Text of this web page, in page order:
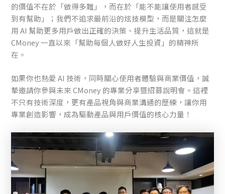
的價值不在於「做得多難」，而在於「能不能讓使用者感受
到有幫助」；我們不追求最前沿的炫技模型，而是關注怎麼
用 AI 幫助更多用戶做出正確的決策、提升生活品質，這就是
CMoney 一直以來「幫助每個人做好人生投資」的精神所
在。
如果你也熱愛 AI 技術，同時關心使用者體驗與商業價值，誠
摯邀請你參與未來 CMoney 的專業分享暨招募說明會。這裡
不只有技術深度，更有產品視角與商業溝通的歷練，讓你用
專業創造影響，成為驅動產品與用戶價值的核心力量！